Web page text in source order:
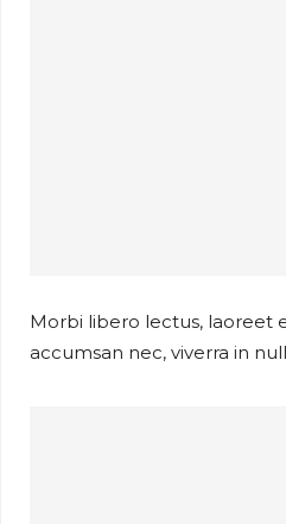
Morbi libero lectus, laoreet
accumsan nec, viverra in